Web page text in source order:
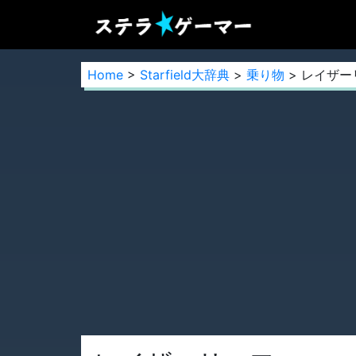
Home > Starfield大辞典 > 乗り物 > レイザー